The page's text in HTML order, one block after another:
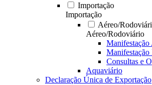
Importação
Importação
Aéreo/
Aéreo/Rodoviário
Manifestação
Consultas e
Aquaviário
Declaração Única de Exportação